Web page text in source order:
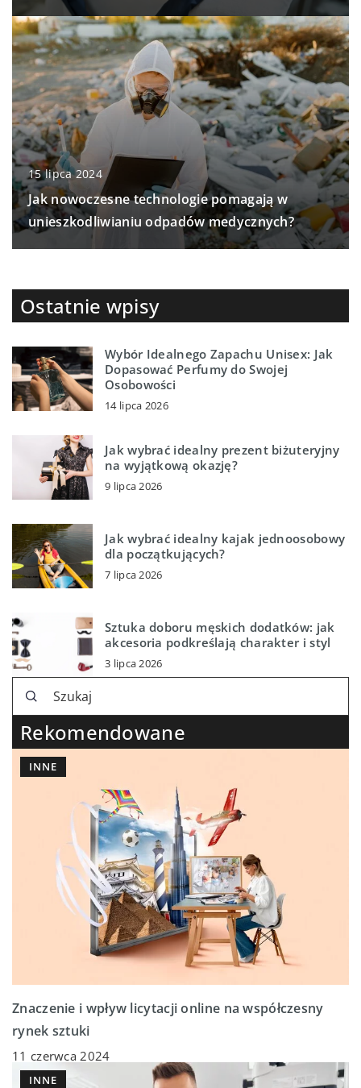
15 lipca 2024
Jak nowoczesne technologie pomagają w
unieszkodliwianiu odpadów medycznych?
Ostatnie wpisy
Wybór Idealnego Zapachu Unisex: Jak
Dopasować Perfumy do Swojej
Osobowości
14 lipca 2026
Jak wybrać idealny prezent biżuteryjny
na wyjątkową okazję?
9 lipca 2026
Jak wybrać idealny kajak jednoosobowy
dla początkujących?
7 lipca 2026
Sztuka doboru męskich dodatków: jak
akcesoria podkreślają charakter i styl
3 lipca 2026
Rekomendowane
INNE
Znaczenie i wpływ licytacji online na współczesny
rynek sztuki
11 czerwca 2024
INNE